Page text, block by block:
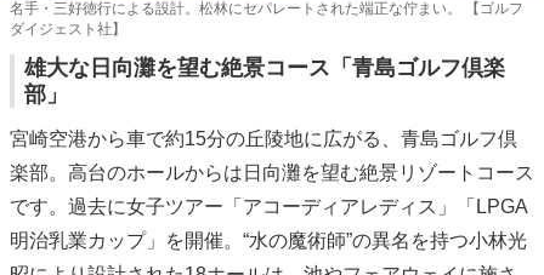
名手・三好徳行による設計。松林にセパレートされた端正な佇まい。 【ゴルフ
ダイジェスト社】
雄大な日向灘を望む絶景コース「青島ゴルフ倶楽
部」
宮崎空港から車で約15分の丘陵地に広がる、青島ゴルフ倶
楽部。高台のホールからは日向灘を望む絶景リゾートコース
です。過去に女子ツアー「アコーディアレディス」「LPGA
明治乳業カップ」を開催。“水の魔術師”の異名を持つ小林光